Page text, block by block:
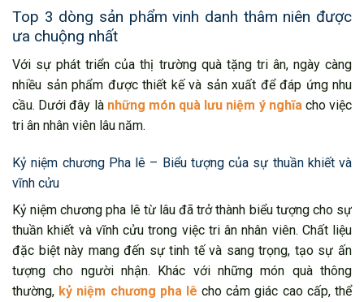
Top 3 dòng sản phẩm vinh danh thâm niên được
ưa chuộng nhất
Với sự phát triển của thị trường quà tặng tri ân, ngày càng
nhiều sản phẩm được thiết kế và sản xuất để đáp ứng nhu
cầu. Dưới đây là những món quà lưu niệm ý nghĩa cho việc
tri ân nhân viên lâu năm.
Kỷ niệm chương Pha lê – Biểu tượng của sự thuần khiết và
vĩnh cửu
Kỷ niệm chương pha lê từ lâu đã trở thành biểu tượng cho sự
thuần khiết và vĩnh cửu trong việc tri ân nhân viên. Chất liệu
đặc biệt này mang đến sự tinh tế và sang trọng, tạo sự ấn
tượng cho người nhận. Khác với những món quà thông
thường, kỷ niệm chương pha lê cho cảm giác cao cấp, thể